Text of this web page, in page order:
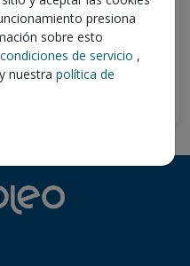
presiona
sobre esto
de servicio ,
y nuestra política de